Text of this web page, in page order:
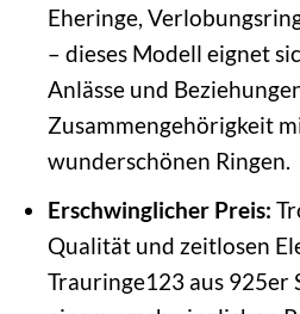
Eheringe,
– dieses Modell eignet
Anlässe und
Zusammengehörigkeit
wunderschönen Ringen.
Erschwinglicher Preis:
Qualität und zeitlosen
Trauringe123 aus 925er